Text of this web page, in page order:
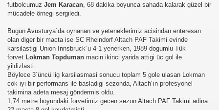
futbolcumuz Jem Karacan, 68 dakika boyunca sahada kalarak güzel bir
mücadele örnegi sergiledi.
Bugün Avusturya´da oynanan ve yeteneklerimiz acisindan enteresan
olan diger bir macta ise SC Rheindorf Altach PAF Takimi evinde
karsilastigi Union Innsbruck´u 4-1 yenerken, 1989 dogumlu Tük
forvet Lokman Topduman macin ikinci yarida attigi üc gol ile
yildizlasti.
Böylece 3´üncü lig karsilasmasi sonucu toplam 5 gole ulasan Lokman
cok iyi bir performans ile basladigi sezonda, Altach´in profesyonel
takimina adeta mesaj göndermis oldu.
1,74 metre boyundaki forvetimiz gecen sezon Altach PAF Takimi adina